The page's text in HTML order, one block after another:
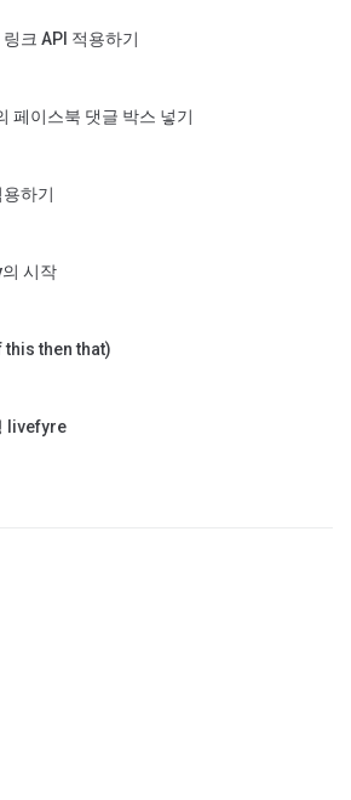
크 API 적용하기
페이스북 댓글 박스 넣기
하기
시작
this then that)
livefyre